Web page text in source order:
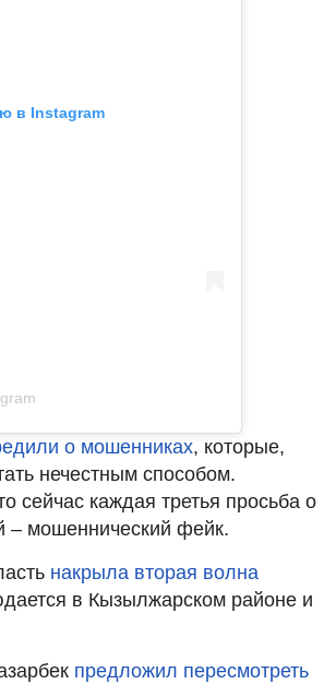
в Instagram
о мошенниках, которые,
нечестным способом.
сейчас каждая третья просьба о
– мошеннический фейк.
накрыла вторая волна
в Кызылжарском районе и
предложил пересмотреть